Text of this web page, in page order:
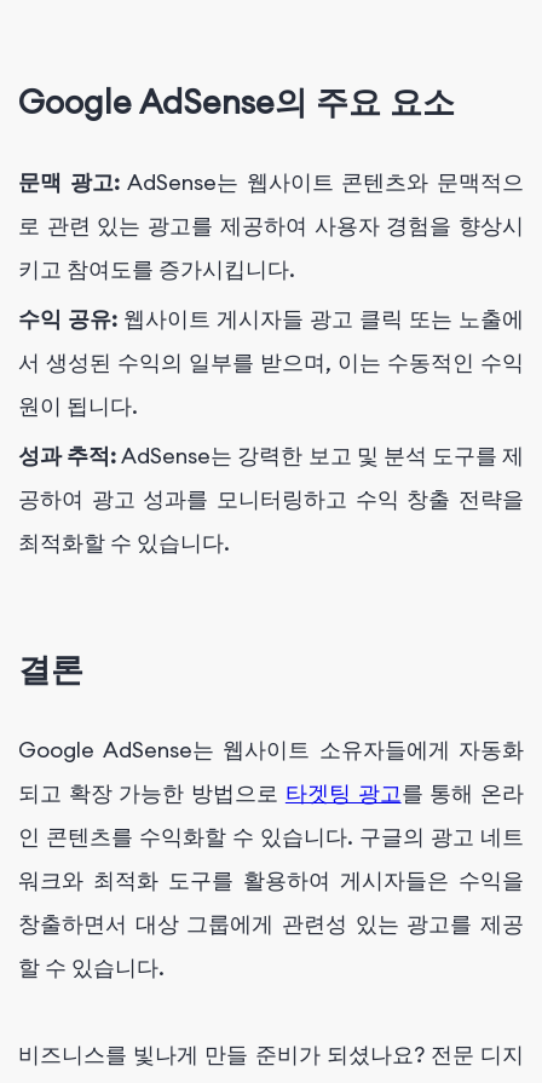
Google AdSense의 주요 요소
문맥 광고:AdSense는 웹사이트 콘텐츠와 문맥적으
로 관련 있는 광고를 제공하여 사용자 경험을 향상시
키고 참여도를 증가시킵니다.
수익 공유: 웹사이트 게시자들 광고 클릭 또는 노출에
서 생성된 수익의 일부를 받으며, 이는 수동적인 수익
원이 됩니다.
성과 추적:AdSense는 강력한 보고 및 분석 도구를 제
공하여 광고 성과를 모니터링하고 수익 창출 전략을
최적화할 수 있습니다.
결론
Google AdSense는 웹사이트 소유자들에게 자동화
되고 확장 가능한 방법으로 타겟팅 광고를 통해 온라
인 콘텐츠를 수익화할 수 있습니다. 구글의 광고 네트
워크와 최적화 도구를 활용하여 게시자들은 수익을
창출하면서 대상 그룹에게 관련성 있는 광고를 제공
할 수 있습니다.
비즈니스를 빛나게 만들 준비가 되셨나요? 전문 디지